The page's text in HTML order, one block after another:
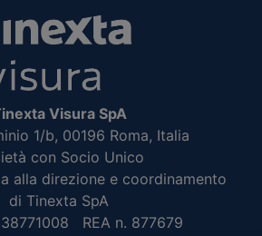
Visura SpA
1/b, 00196 Roma, Italia
con Socio Unico
alla direzione e coordinamento
di Tinexta SpA
REA n. 877679